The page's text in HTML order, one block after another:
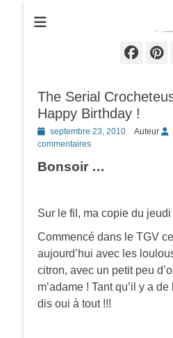
The Serial
Happy Birthday !
Posted
on
septembre 23, 2010 Auteur
commentaires
Bonsoir …
Sur le fil, ma copie du jeudi
Commencé dans le TGV
aujourd’hui avec les
citron, avec un petit peu
m’adame ! Tant qu’il y a
dis oui à tout !!!